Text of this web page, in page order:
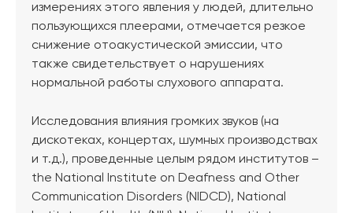
измерениях этого явления у людей, длительно
пользующихся плеерами, отмечается резкое
снижение отоакустической эмиссии, что
также свидетельствует о нарушениях
нормальной работы слухового аппарата.
Исследования влияния громких звуков (на
дискотеках, концертах, шумных производствах
и т.д.), проведенные целым рядом институтов –
the National Institute on Deafness and Other
Communication Disorders (NIDCD), National